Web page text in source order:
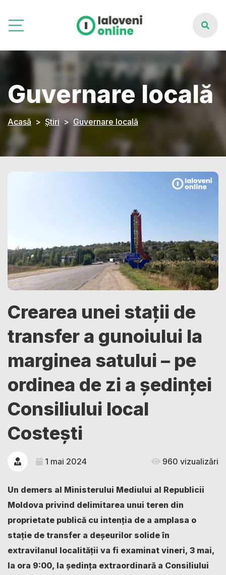
Guvernare locală
Acasă Știri Guvernare locală
Crearea unei stații de
transfer a gunoiului la
marginea satului – pe
ordinea de zi a ședinței
Consiliului local
Costești
1 mai 2024 960 vizualizări
Un demers al Ministerului Mediului al Republicii
Moldova privind delimitarea unui teren din
proprietate publică cu intenția de a amplasa o
stație de transfer a deșeurilor solide în
extravilanul localității va fi examinat vineri, 3 mai,
la ora 9:00, la ședința extraordinară a Consiliului